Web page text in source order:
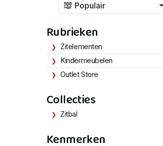
Populair
Rubrieken
Zitelementen
Kindermeubelen
Outlet Store
Collecties
Zitbal
Kenmerken